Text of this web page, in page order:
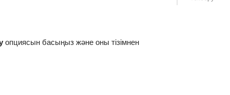
опциясын басыңыз және оны тізімнен